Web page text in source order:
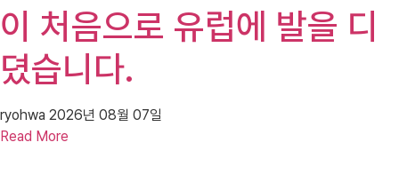
이 처음으로 유럽에 발을 디
뎠습니다.
ryohwa 2026년 08월 07일
Read More